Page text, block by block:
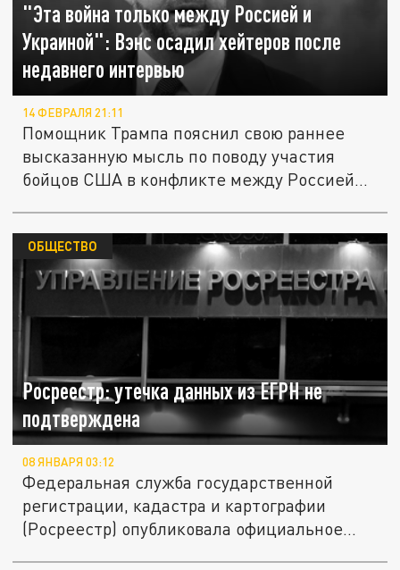
"Эта война только между Россией и
Украиной": Вэнс осадил хейтеров после
недавнего интервью
14 ФЕВРАЛЯ 21:11
Помощник Трампа пояснил свою раннее
высказанную мысль по поводу участия
бойцов США в конфликте между Россией
Росреестр: утечка данных из ЕГРН не
подтверждена
ОБЩЕСТВО
08 ЯНВАРЯ 03:12
Федеральная служба государственной
регистрации, кадастра и картографии
(Росреестр) опубликовала официальное...